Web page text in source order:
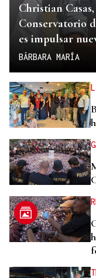
Christian
Conservatorio
es impulsar
BÁRBARA MARÍA